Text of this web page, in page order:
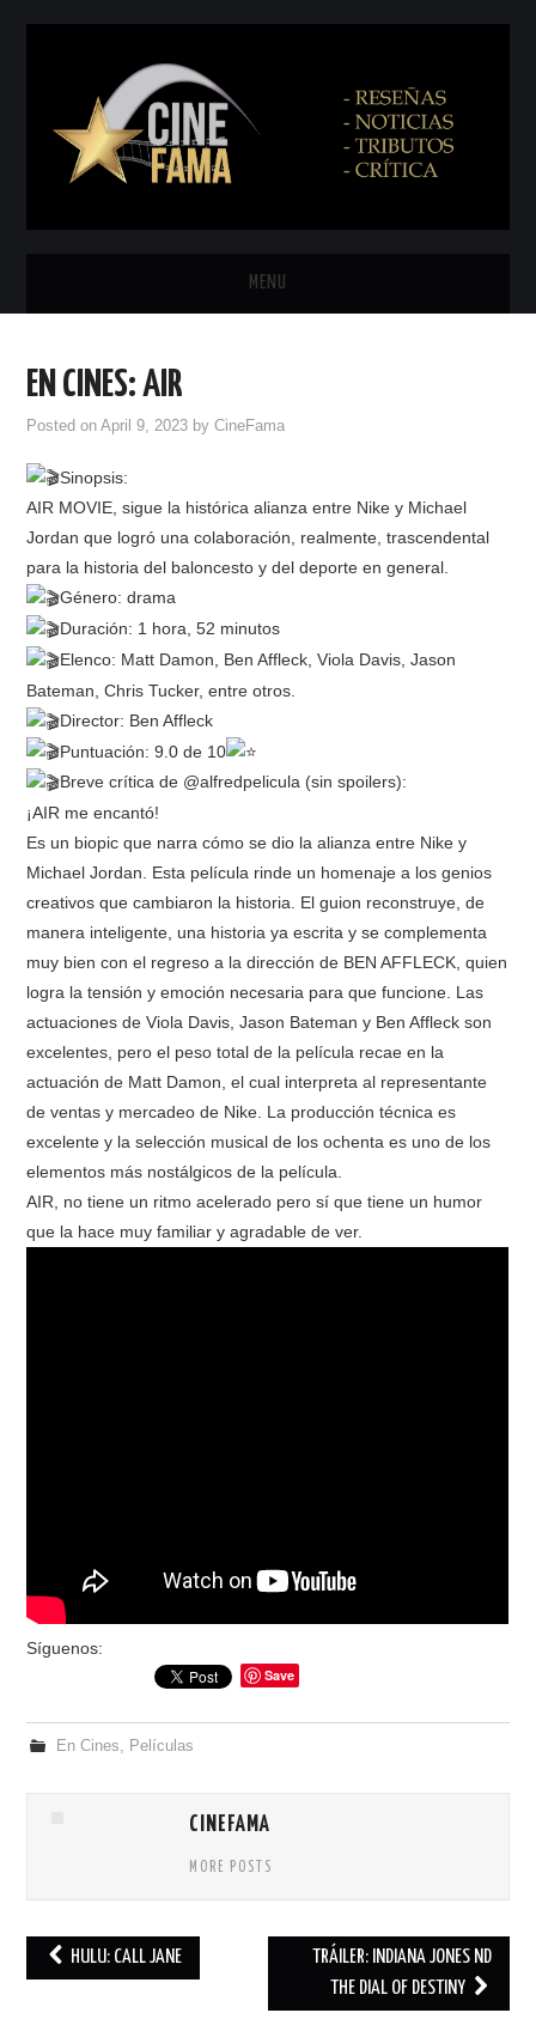
MENU
RESEÑAS
ESPAÑOL
EN CINES: AIR
Posted onApril 9, 2023 byCineFama
Sinopsis:
AIR MOVIE, sigue la histórica alianza entre Nike y Michael
Jordan que logró una colaboración, realmente, trascendental
para la historia del baloncesto y del deporte en general.
Género: drama
Duración: 1 hora, 52 minutos
Elenco: Matt Damon, Ben Affleck, Viola Davis, Jason
Bateman, Chris Tucker, entre otros.
Director: Ben Affleck
Puntuación: 9.0 de 10
Breve crítica de @alfredpelicula (sin spoilers):
¡AIR me encantó!
Es un biopic que narra cómo se dio la alianza entre Nike y
Michael Jordan. Esta película rinde un homenaje a los genios
creativos que cambiaron la historia. El guion reconstruye, de
manera inteligente, una historia ya escrita y se complementa
muy bien con el regreso a la dirección de BEN AFFLECK, quien
logra la tensión y emoción necesaria para que funcione. Las
actuaciones de Viola Davis, Jason Bateman y Ben Affleck son
excelentes, pero el peso total de la película recae en la
actuación de Matt Damon, el cual interpreta al representante
de ventas y mercadeo de Nike. La producción técnica es
excelente y la selección musical de los ochenta es uno de los
elementos más nostálgicos de la película.
AIR, no tiene un ritmo acelerado pero sí que tiene un humor
que la hace muy familiar y agradable de ver.
Síguenos:
Save
En Cines, Películas
CINEFAMA
MORE POSTS
HULU: CALL JANE
TRÁILER: INDIANA JONES ND
THE DIAL OF DESTINY